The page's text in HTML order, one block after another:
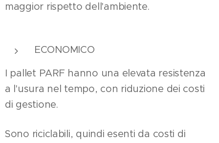
maggior rispetto dell'ambiente.
ECONOMICO
I pallet PARF hanno una elevata resistenza
a l'usura nel tempo, con riduzione dei costi
di gestione.
Sono riciclabili, quindi esenti da costi di